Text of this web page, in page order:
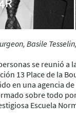
Basile
se reunió a
13 Place de la
en una agencia
sobre todo
Escuela